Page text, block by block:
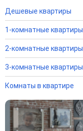
Дешевые квартиры
1-комнатные квартиры
2-комнатные квартиры
3-комнатные квартиры
Комнаты в квартире